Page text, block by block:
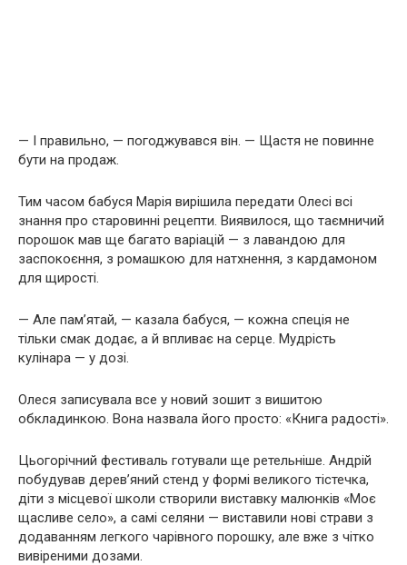
— І правильно, — погоджувався він. — Щастя не повинне
бути на продаж.
Тим часом бабуся Марія вирішила передати Олесі всі
знання про старовинні рецепти. Виявилося, що таємничий
порошок мав ще багато варіацій — з лавандою для
заспокоєння, з ромашкою для натхнення, з кардамоном
для щирості.
— Але пам’ятай, — казала бабуся, — кожна спеція не
тільки смак додає, а й впливає на серце. Мудрість
кулінара — у дозі.
Олеся записувала все у новий зошит з вишитою
обкладинкою. Вона назвала його просто: «Книга радості».
Цьогорічний фестиваль готували ще ретельніше. Андрій
побудував дерев’яний стенд у формі великого тістечка,
діти з місцевої школи створили виставку малюнків «Моє
щасливе село», а самі селяни — виставили нові страви з
додаванням легкого чарівного порошку, але вже з чітко
вивіреними дозами.